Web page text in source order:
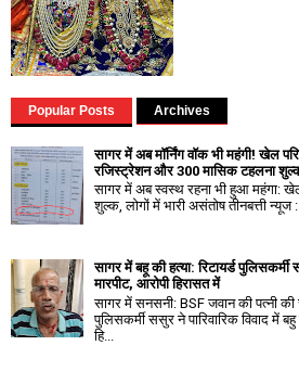
Popular Posts Archives
सागर में अब मॉर्निंग वॉक भी महंगी! खेल
रजिस्ट्रेशन और ₹300 मासिक टहलना
सागर में अब स्वस्थ रहना भी हुआ महंगा:
शुल्क, लोगों में भारी असंतोष तीनबत्ती
सागर में बहू की हत्या: रिटायर्ड पुलिसकर्मी
मारपीट, आरोपी हिरासत में
सागर में सनसनी: BSF जवान की पत्नी की
पुलिसकर्मी ससुर ने पारिवारिक विवाद में
हि...